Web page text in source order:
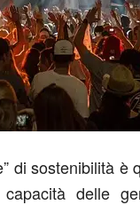
di sostenibilità
delle